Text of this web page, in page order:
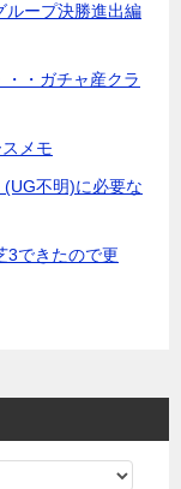
ループ決勝進出編
・ガチャ産クラ
メモ
不明)に必要な
3できたので更